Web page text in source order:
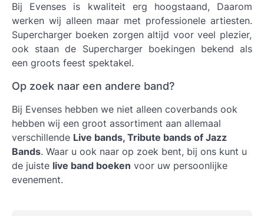
Bij Evenses is kwaliteit erg hoogstaand, Daarom
werken wij alleen maar met professionele artiesten.
Supercharger boeken zorgen altijd voor veel plezier,
ook staan de Supercharger boekingen bekend als
een groots feest spektakel.
Op zoek naar een andere band?
Bij Evenses hebben we niet alleen coverbands ook
hebben wij een groot assortiment aan allemaal
verschillende Live bands, Tribute bands of Jazz
Bands. Waar u ook naar op zoek bent, bij ons kunt u
de juiste live band boeken voor uw persoonlijke
evenement.